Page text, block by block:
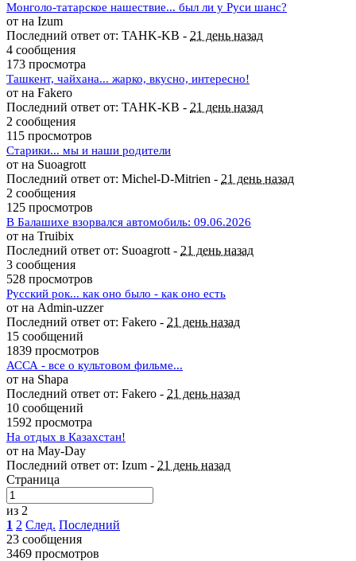
Монголо-татарское нашествие... был ли у Руси шанс?
от на Izum
Последний ответ от: TAHK-KB - 21 день назад
4 сообщения
173 просмотра
Ташкент, чайхана... жарко, вкусно, интересно!
от на Fakero
Последний ответ от: TAHK-KB - 21 день назад
2 сообщения
115 просмотров
Старики... мы и наши родители
от на Suoagrott
Последний ответ от: Michel-D-Mitrien - 21 день назад
2 сообщения
125 просмотров
В Балашихе взорвался автомобиль: 09.06.2026
от на Truibix
Последний ответ от: Suoagrott - 21 день назад
3 сообщения
528 просмотров
Русский рок... как оно было - как оно есть
от на Admin-uzzer
Последний ответ от: Fakero - 21 день назад
15 сообщений
1839 просмотров
АССА - все о культовом фильме...
от на Shapa
Последний ответ от: Fakero - 21 день назад
10 сообщений
1592 просмотра
На отдых в Казахстан!
от на May-Day
Последний ответ от: Izum - 21 день назад
Страница
из 2
1 2 След. Последний
23 сообщения
3469 просмотров